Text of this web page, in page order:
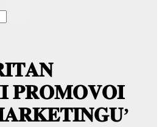
𝐏𝐑𝐎𝐌𝐎𝐕𝐎𝐈